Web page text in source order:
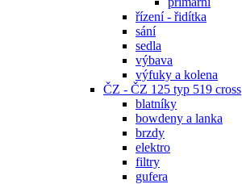
řízení - řidítka
sání
sedla
výbava
výfuky a kolena
ČZ - ČZ 125 typ 519 cross
blatníky
bowdeny a lanka
brzdy
elektro
filtry
gufera